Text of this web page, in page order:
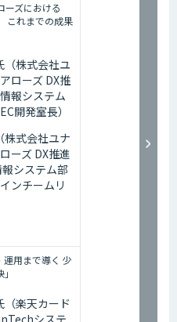
ーズにおける
れまでの成果
（株式会社ユ
ローズ DX推
報システム
開発室長）
株式会社ユナ
ーズ DX推進
システム部
ンチームリ
運用まで導く 少
（楽天カード